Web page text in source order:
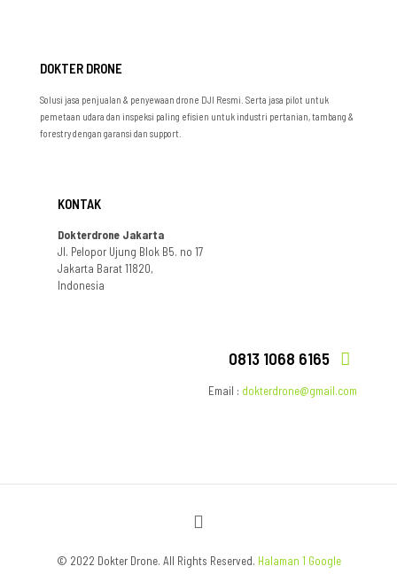
DOKTER DRONE
Solusi jasa penjualan & penyewaan drone DJI Resmi. Serta jasa pilot untuk
pemetaan udara dan inspeksi paling efisien untuk industri pertanian, tambang &
forestry dengan garansi dan support.
KONTAK
Dokterdrone Jakarta
Jl. Pelopor Ujung Blok B5. no 17
Jakarta Barat 11820,
Indonesia
0813 1068 6165
Email : dokterdrone@gmail.com
© 2022 Dokter Drone. All Rights Reserved. Halaman 1 Google